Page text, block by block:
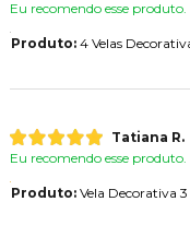
Eu recomendo esse produto.
Produto:4 Velas
Tatiana R.
Eu recomendo esse produto.
Produto:Vela Decorativa 3